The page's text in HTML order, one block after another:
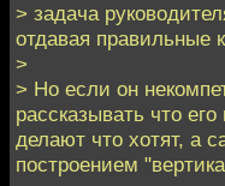
> задача
отдавая
>
> Но если он
рассказывать что
делают что хотят, а
построением